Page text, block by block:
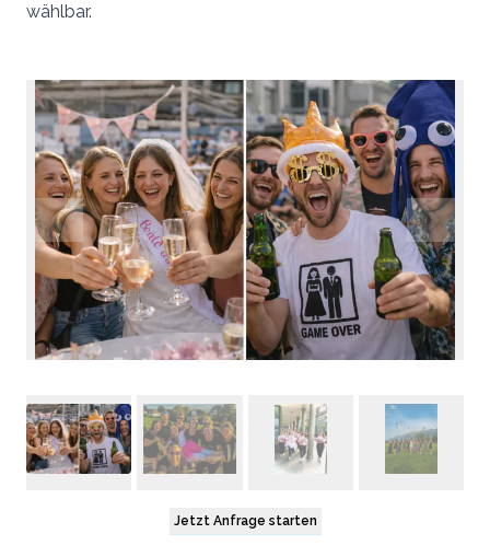
wählbar.
Jetzt Anfrage starten